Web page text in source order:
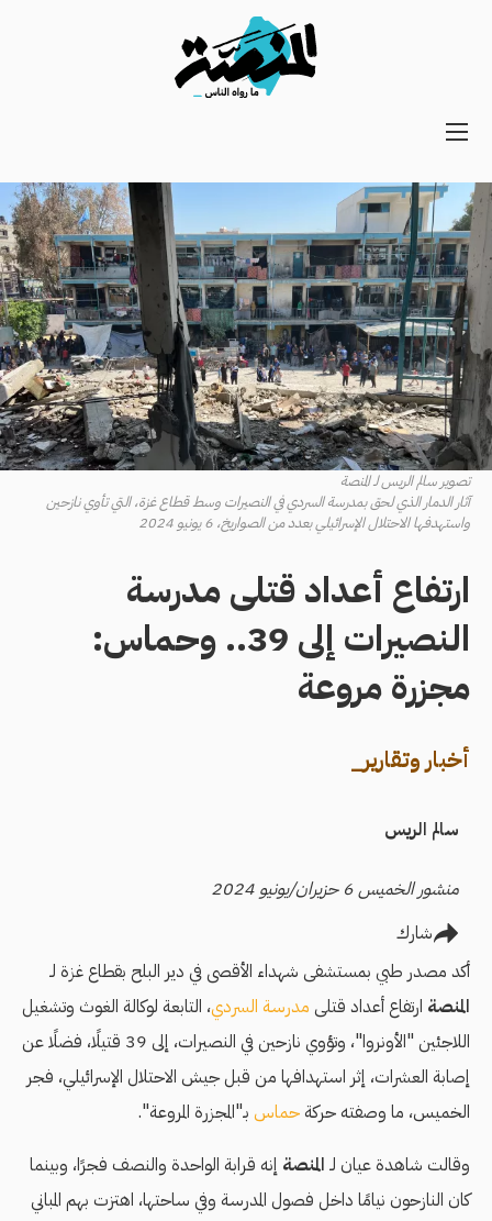
Main
Secondary
Navigation
تصوير سالم الريس لـ المنصة
آثار الدمار الذي لحق بمدرسة السردي في النصيرات وسط قطاع غزة، التي تأوي نازحين
واستهدفها الاحتلال الإسرائيلي بعدد من الصواريخ، 6 يونيو 2024
ارتفاع أعداد قتلى مدرسة
النصيرات إلى 39.. وحماس:
مجزرة مروعة
أخبار وتقارير_
سالم الريس
منشور الخميس 6 حزيران/يونيو 2024
شارك
أكد مصدر طبي بمستشفى شهداء الأقصى في دير البلح بقطاع غزة لـ
المنصة ارتفاع أعداد قتلى مدرسة السردي، التابعة لوكالة الغوث وتشغيل
اللاجئين "الأونروا"، وتؤوي نازحين في النصيرات، إلى 39 قتيلًا، فضلًا عن
إصابة العشرات، إثر استهدافها من قبل جيش الاحتلال الإسرائيلي، فجر
الخميس، ما وصفته حركة حماس بـ"المجزرة المروعة".
وقالت شاهدة عيان لـ المنصة إنه قرابة الواحدة والنصف فجرًا، وبينما
كان النازحون نيامًا داخل فصول المدرسة وفي ساحتها، اهتزت بهم المباني